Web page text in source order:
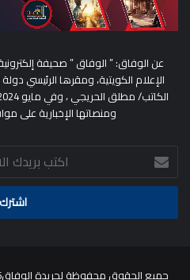
عن الوفاق: ” الوفاق ” صحيفة
الإعلام الكويتية، ومقرها الرئيسي
ومنصاتها الإخبارية على
اكتب
بريدك
الالكتروني
جميع الحقوق محفوظة لجريدة الوفاق2026